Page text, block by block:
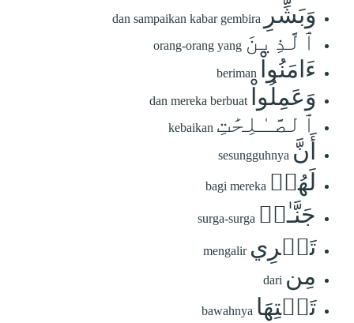
وَبَشِّرِ dan sampaikan kabar gembira
ٱلَّذِينَ orang-orang yang
ءَامَنُواْ beriman
وَعَمِلُواْ dan mereka berbuat
ٱلصَّـٰلِحَٰتِ kebaikan
أَنَّ sesungguhnya
لَهُمۡ bagi mereka
جَنَّـٰتٖ surga-surga
تَجۡرِي mengalir
مِن dari
تَحۡتِهَا bawahnya